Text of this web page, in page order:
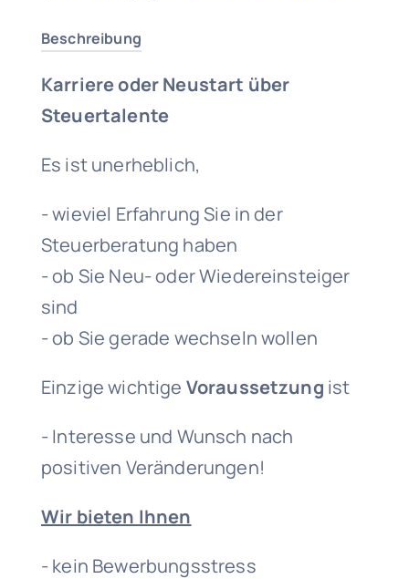
Beschreibung
Karriere oder Neustart über
Steuertalente
Es ist unerheblich,
- wieviel Erfahrung Sie in der
Steuerberatung haben
- ob Sie Neu- oder Wiedereinsteiger
sind
- ob Sie gerade wechseln wollen
Einzige wichtige Voraussetzung ist
- Interesse und Wunsch nach
positiven Veränderungen!
Wir bieten Ihnen
- kein Bewerbungsstress